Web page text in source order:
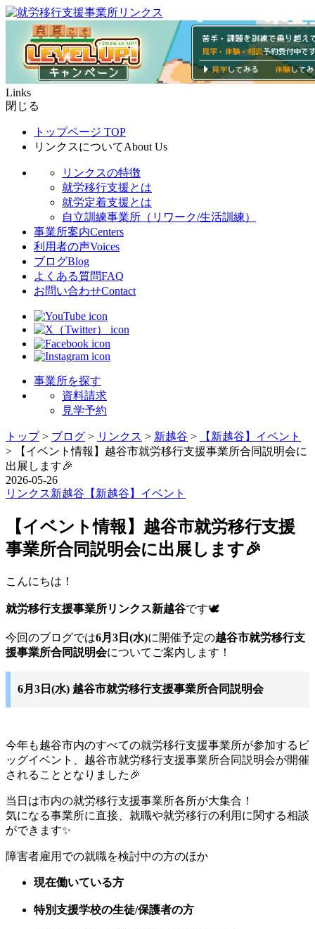
Links
閉じる
トップページ TOP
リンクスについてAbout Us
リンクスの特徴
就労移行支援とは
就労定着支援とは
自立訓練事業所（リワーク/生活訓練）
事業所案内Centers
利用者の声Voices
ブログBlog
よくある質問FAQ
お問い合わせContact
事業所を探す
資料請求
見学予約
トップ> ブログ > リンクス > 新越谷 >
【新越谷】イベント
>
【イベント情報】越谷市就労移行支援事業所合同説明会に
出展します🎉
2026-05-26
リンクス新越谷 【新越谷】イベント
【イベント情報】越谷市就労移行支援
事業所合同説明会に出展します🎉
こんにちは！
就労移行支援事業所リンクス新越谷です🕊️
今回のブログでは6月3日(水)に開催予定の越谷市就労移行支
援事業所合同説明会についてご案内します！
6月3日(水) 越谷市就労移行支援事業所合同説明会
今年も越谷市内のすべての就労移行支援事業所が参加するビ
ッグイベント、越谷市就労移行支援事業所合同説明会が開催
されることとなりました🎉
当日は市内の就労移行支援事業所各所が大集合！
気になる事業所に直接、就職や就労移行の利用に関する相談
ができます✨️
障害者雇用での就職を検討中の方のほか
現在働いている方
特別支援学校の生徒/保護者の方